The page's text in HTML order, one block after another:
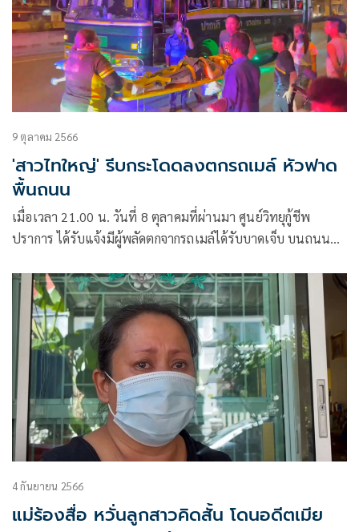
9 ตุลาคม 2566
'สาวไทใหญ่' รีบกระโดดลงตกรถเมล์ หัวฟาด
พื้นถนน
เมื่อเวลา 21.00 น. วันที่ 8 ตุลาคมที่ผ่านมา ศูนย์วิทยุกู้ชีพ
ปราการ ได้รับแจ้งมีผู้พลัดตกจากรถเมล์ได้รับบาดเจ็บ บนถนน
4 กันยายน 2566
แม่ร้องสื่อ หวั่นลูกสาวคิดสั้น โดนอดีตเมีย